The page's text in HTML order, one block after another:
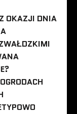
OKAZJI DNIA